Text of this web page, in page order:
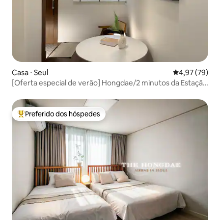
Casa ⋅ Seul 4,97 de uma
4,97 (79)
[Oferta especial de verão] Hongdae/2 minutos da Estação
privativa/Viagem/Família/Amigos/Depósito gratuito de
bagagens
Entre os melhores preferidos dos hóspedes
Preferido dos hóspedes